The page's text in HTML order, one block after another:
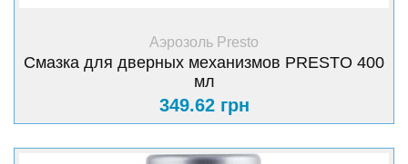
+ Купить
Аэрозоль Presto
Смазка для дверных механизмов PRESTO 400
мл
349.62 грн